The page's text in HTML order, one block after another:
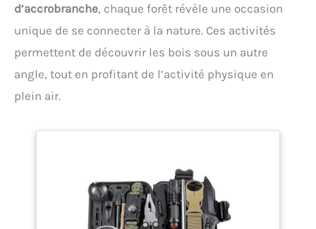
d’accrobranche, chaque forêt révèle une occasion
unique de se connecter à la nature. Ces activités
permettent de découvrir les bois sous un autre
angle, tout en profitant de l’activité physique en
plein air.